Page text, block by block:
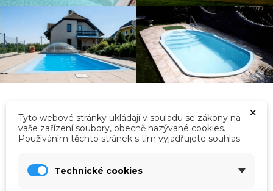
×
Tyto webové stránky ukládají v souladu se zákony na
vaše zařízení soubory, obecně nazývané cookies.
Používáním těchto stránek s tím vyjadřujete souhlas.
Technické cookies